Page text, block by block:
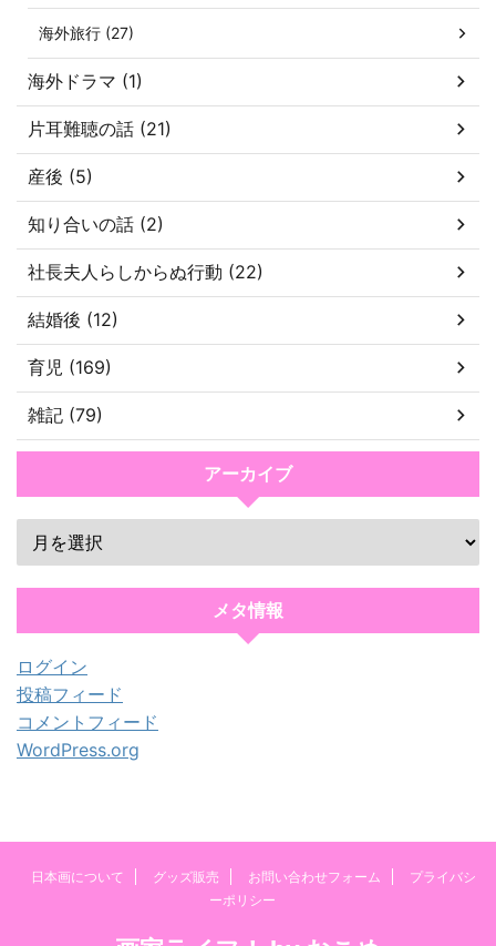
海外旅行 (27)
海外ドラマ (1)
片耳難聴の話 (21)
産後 (5)
知り合いの話 (2)
社長夫人らしからぬ行動 (22)
結婚後 (12)
育児 (169)
雑記 (79)
アーカイブ
メタ情報
ログイン
投稿フィード
コメントフィード
WordPress.org
日本画について グッズ販売 お問い合わせフォーム
プライバシ
ーポリシー